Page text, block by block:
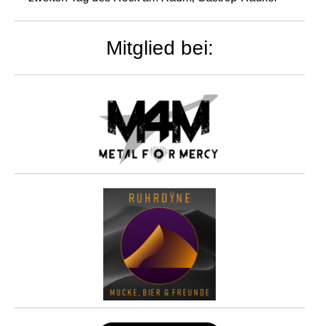
Mitglied bei: